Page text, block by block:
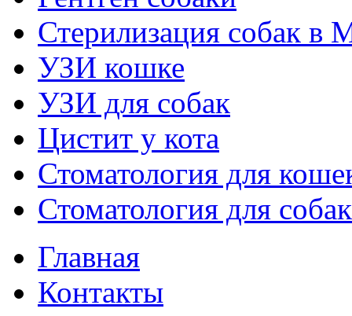
Стерилизация собак в
УЗИ кошке
УЗИ для собак
Цистит у кота
Стоматология для
Стоматология для собак
Главная
Контакты